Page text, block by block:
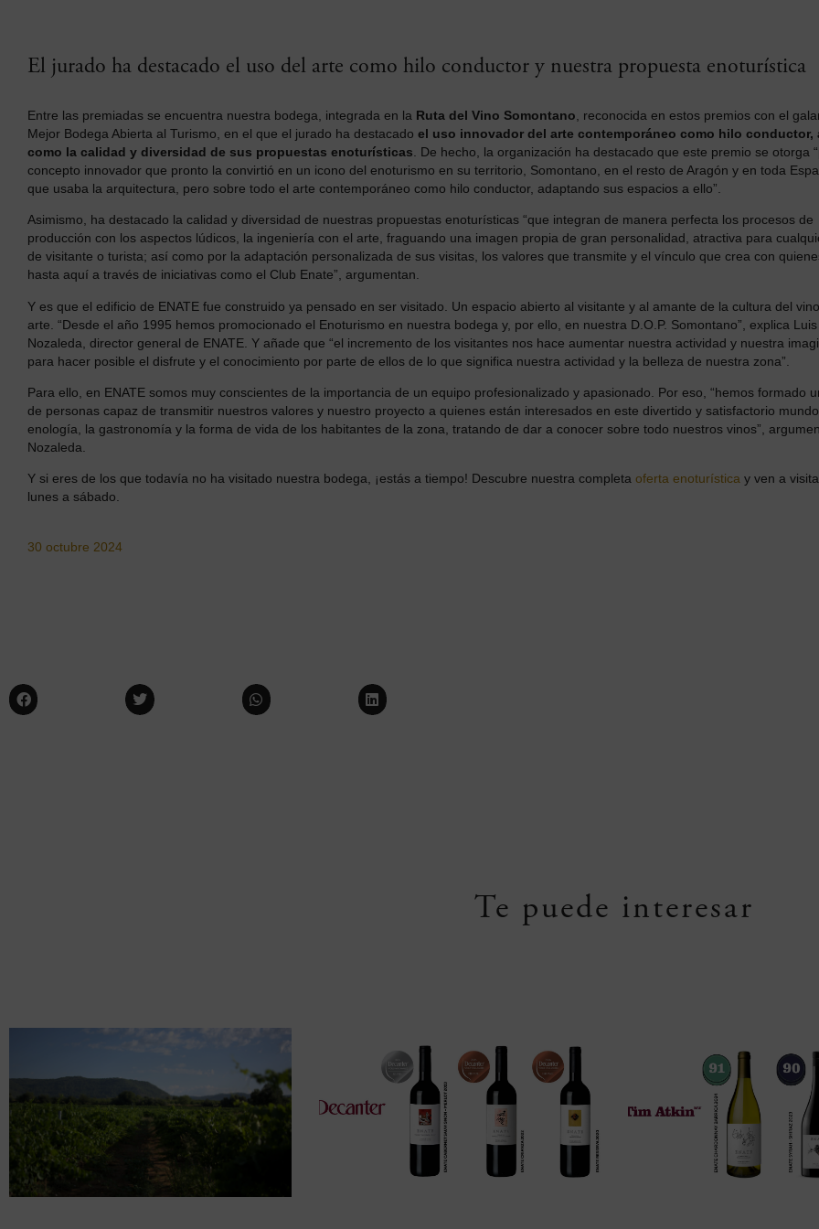
El jurado ha destacado el uso del arte como hilo conductor y nuestra propuesta enoturística
Entre las premiadas se encuentra nuestra bodega, integrada en la Ruta del Vino Somontano , reconocida en estos premios con el
Mejor Bodega Abierta al Turismo, en el que el jurado ha destacado el uso innovador del arte contemporáneo como hilo conductor,
como la calidad y diversidad de sus propuestas enoturísticas . De hecho, la organización ha destacado que este premio se otorga
concepto innovador que pronto la convirtió en un icono del enoturismo en su territorio, Somontano, en el resto de Aragón y en toda
que usaba la arquitectura, pero sobre todo el arte contemporáneo como hilo conductor, adaptando sus espacios a ello”.
Asimismo, ha destacado la calidad y diversidad de nuestras propuestas enoturísticas “que integran de manera perfecta los procesos de
producción con los aspectos lúdicos, la ingeniería con el arte, fraguando una imagen propia de gran personalidad, atractiva para
de visitante o turista; así como por la adaptación personalizada de sus visitas, los valores que transmite y el vínculo que crea con
hasta aquí a través de iniciativas como el Club Enate”, argumentan.
Y es que el edificio de ENATE fue construido ya pensado en ser visitado. Un espacio abierto al visitante y al amante de la cultura del
arte. “Desde el año 1995 hemos promocionado el Enoturismo en nuestra bodega y, por ello, en nuestra D.O.P. Somontano”, explica Luis
Nozaleda, director general de ENATE. Y añade que “el incremento de los visitantes nos hace aumentar nuestra actividad y nuestra
para hacer posible el disfrute y el conocimiento por parte de ellos de lo que significa nuestra actividad y la belleza de nuestra zona”.
Para ello, en ENATE somos muy conscientes de la importancia de un equipo profesionalizado y apasionado. Por eso, “hemos formado
de personas capaz de transmitir nuestros valores y nuestro proyecto a quienes están interesados en este divertido y satisfactorio
enología, la gastronomía y la forma de vida de los habitantes de la zona, tratando de dar a conocer sobre todo nuestros vinos”,
Nozaleda.
Y si eres de los que todavía no ha visitado nuestra bodega, ¡estás a tiempo! Descubre nuestra completa oferta enoturística y ven a
lunes a sábado.
30 octubre 2024
Te puede interesar